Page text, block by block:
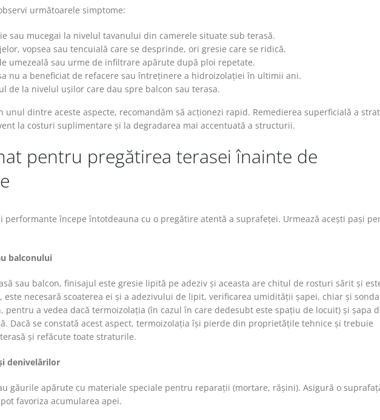
următoarele simptome:
sau mucegai la nivelul tavanului din camerele situate sub terasă.
vopsea sau tencuială care se desprinde, ori gresie care se ridică.
umezeală sau urme de infiltrare apărute după ploi repetate.
nu a beneficiat de refacere sau întreținere a hidroizolației în ultimii ani.
de la nivelul ușilor care dau spre balcon sau terasa.
unul dintre aceste aspecte, recomandăm să acționezi rapid. Remedierea superficială a
la costuri suplimentare și la degradarea mai accentuată a structurii.
pentru pregătirea terasei înainte de
performante începe întotdeauna cu o pregătire atentă a suprafeței. Urmează acești pași
balconului
sau balcon, finisajul este gresie lipită pe adeziv și aceasta are chitul de rosturi sărit și
este necesară scoaterea ei și a adezivului de lipit, verificarea umidității șapei, chiar și
pentru a vedea dacă termoizolația (în cazul în care dedesubt este spațiu de locuit) și șapa
Dacă se constată acest aspect, termoizolația își pierde din proprietățile tehnice și trebuie
și refăcute toate straturile.
denivelărilor
găurile apărute cu materiale speciale pentru reparații (mortare, rășini). Asigură o
favoriza acumularea apei.